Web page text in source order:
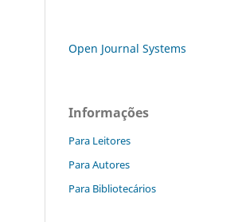
Open Journal Systems
Informações
Para Leitores
Para Autores
Para Bibliotecários